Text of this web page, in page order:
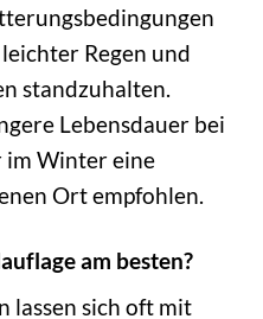
Regen und
standzuhalten.
Lebensdauer bei
im Winter eine
Ort empfohlen.
am besten?
lassen sich oft mit